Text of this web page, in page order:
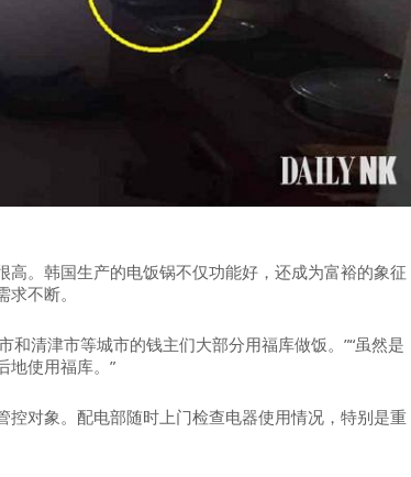
。韩国生产的电饭锅不仅功能好，还成为富裕的象征
不断。
清津市等城市的钱主们大部分用福库做饭。”“虽然是
地使用福库。”
对象。配电部随时上门检查电器使用情况，特别是重